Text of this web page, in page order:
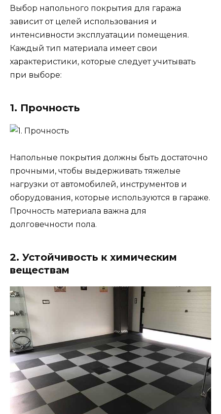
Выбор напольного покрытия для гаража
зависит от целей использования и
интенсивности эксплуатации помещения.
Каждый тип материала имеет свои
характеристики, которые следует учитывать
при выборе:
1. Прочность
Напольные покрытия должны быть достаточно
прочными, чтобы выдерживать тяжелые
нагрузки от автомобилей, инструментов и
оборудования, которые используются в гараже.
Прочность материала важна для
долговечности пола.
2. Устойчивость к химическим
веществам